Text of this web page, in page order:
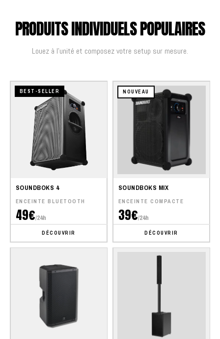
PRODUITS INDIVIDUELS POPULAIRES
Louez à l'unité et composez votre setup sur mesure.
BEST-SELLER
SOUNDBOKS 4
ENCEINTE BLUETOOTH
49€/24h
DÉCOUVRIR
NOUVEAU
SOUNDBOKS MIX
ENCEINTE COMPACTE
39€/24h
DÉCOUVRIR